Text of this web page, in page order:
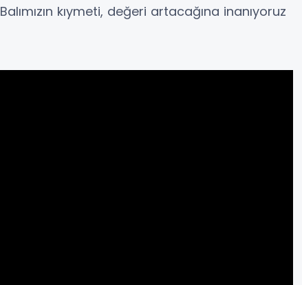
kıymeti, değeri artacağına inanıyoruz